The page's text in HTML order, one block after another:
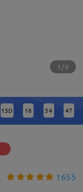
1/9
15D : 16 : 54 : 46
1655